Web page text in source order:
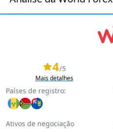
4/5
Mais detalhes
Países de registro:
Ativos de negociação